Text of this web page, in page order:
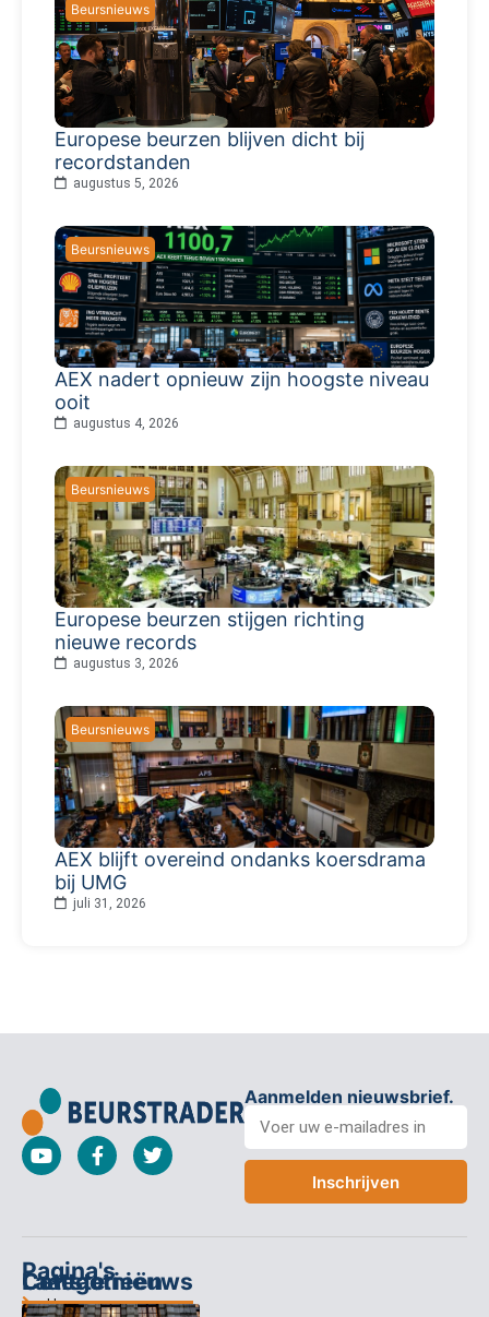
Beursnieuws
Europese beurzen blijven dicht bij
recordstanden
augustus 5, 2026
Beursnieuws
AEX nadert opnieuw zijn hoogste niveau
ooit
augustus 4, 2026
Beursnieuws
Europese beurzen stijgen richting
nieuwe records
augustus 3, 2026
Beursnieuws
AEX blijft overeind ondanks koersdrama
bij UMG
juli 31, 2026
Aanmelden nieuwsbrief.
Inschrijven
Pagina's
Home
Categorieën
Columns
Contact
Keizersgracht
Laatste nieuws